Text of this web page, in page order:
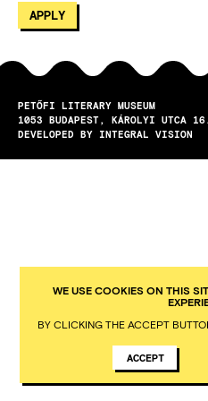
PETŐFI LITERARY MUSEUM
1053
BUDAPEST
KÁROLYI UTCA 16.
DEVELOPED BY INTEGRAL VISION
WE USE COOKIES ON THIS
BY CLICKING THE ACCEPT
ACCEPT